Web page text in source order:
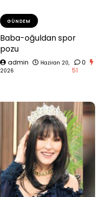
GÜNDEM
Baba-oğuldan spor
pozu
admin
Haziran 20,
2026
0
51